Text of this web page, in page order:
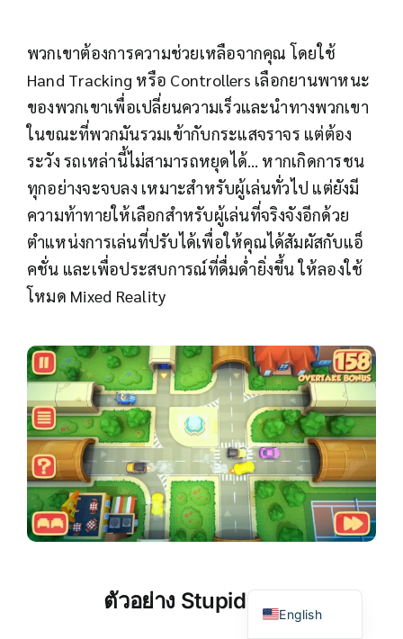
พวกเขาต้องการความช่วยเหลือจากคุณ โดยใช้
Hand Tracking หรือ Controllers เลือกยานพาหนะ
ของพวกเขาเพื่อเปลี่ยนความเร็วและนำทางพวกเขา
ในขณะที่พวกมันรวมเข้ากับกระแสจราจร แต่ต้อง
ระวัง รถเหล่านี้ไม่สามารถหยุดได้… หากเกิดการชน
ทุกอย่างจะจบลง เหมาะสำหรับผู้เล่นทั่วไป แต่ยังมี
ความท้าทายให้เลือกสำหรับผู้เล่นที่จริงจังอีกด้วย
ตำแหน่งการเล่นที่ปรับได้เพื่อให้คุณได้สัมผัสกับแอ็
คชั่น และเพื่อประสบการณ์ที่ดื่มด่ำยิ่งขึ้น ให้ลองใช้
โหมด Mixed Reality
ตัวอย่าง Stupid CarsEnglish
Korean
Japanese